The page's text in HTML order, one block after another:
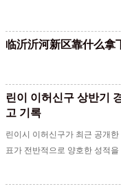
临沂沂河新区靠什么拿
린이 이허신구 상반기
고 기록
린이시 이허신구가 최근 공개
표가 전반적으로 양호한 성적을